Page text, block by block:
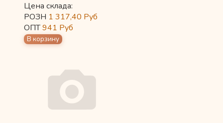
Цена склада:
РОЗН 1 317,40 Руб
ОПТ941 Руб